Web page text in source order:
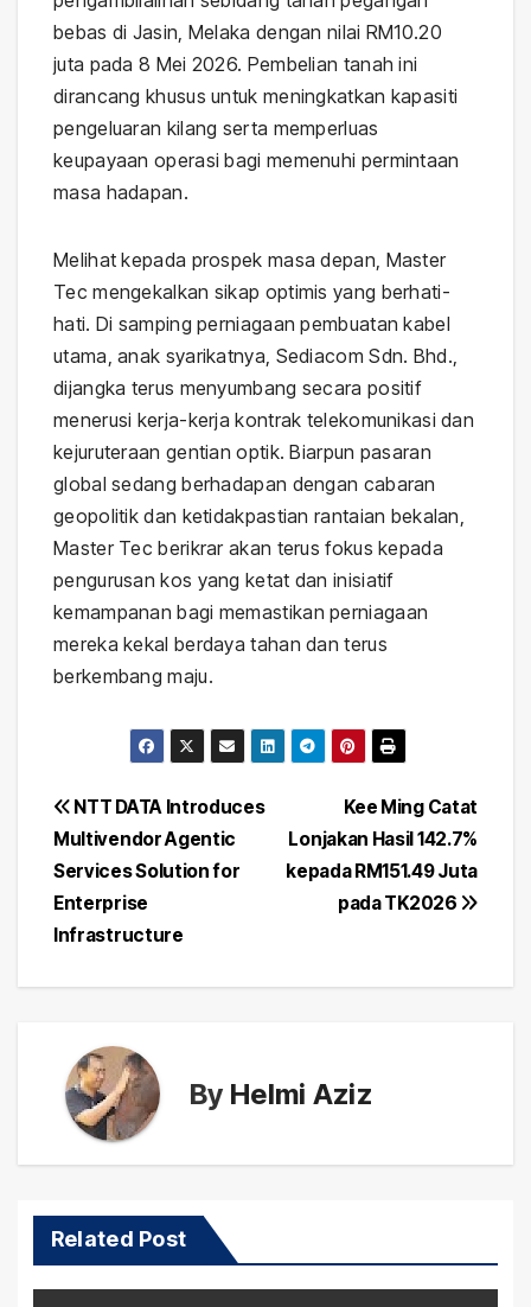
bebas di Jasin, Melaka dengan nilai RM10.20
juta pada 8 Mei 2026. Pembelian tanah ini
dirancang khusus untuk meningkatkan kapasiti
pengeluaran kilang serta memperluas
keupayaan operasi bagi memenuhi permintaan
masa hadapan.
Melihat kepada prospek masa depan, Master
Tec mengekalkan sikap optimis yang berhati-
hati. Di samping perniagaan pembuatan kabel
utama, anak syarikatnya, Sediacom Sdn. Bhd.,
dijangka terus menyumbang secara positif
menerusi kerja-kerja kontrak telekomunikasi dan
kejuruteraan gentian optik. Biarpun pasaran
global sedang berhadapan dengan cabaran
geopolitik dan ketidakpastian rantaian bekalan,
Master Tec berikrar akan terus fokus kepada
pengurusan kos yang ketat dan inisiatif
kemampanan bagi memastikan perniagaan
mereka kekal berdaya tahan dan terus
berkembang maju.
Post
navigation
Kee Ming Catat
Lonjakan Hasil 142.7%
kepada RM151.49 Juta
pada TK2026
NTT DATA Introduces
Multivendor Agentic
Services Solution for
Enterprise
Infrastructure
By Helmi Aziz
Related Post